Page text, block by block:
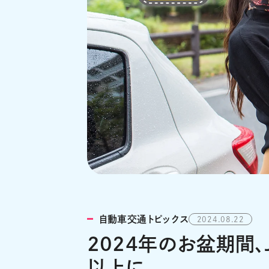
自動車交通トピックス 2024.08.22
2024年のお盆期間